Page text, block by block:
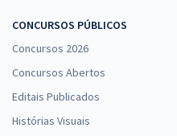
CONCURSOS PÚBLICOS
Concursos 2026
Concursos Abertos
Editais Publicados
Histórias Visuais